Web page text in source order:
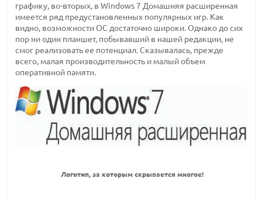
графику, во-вторых, в Windows 7 Домашняя расширенная
имеется ряд предустановленных популярных игр. Как
видно, возможности ОС достаточно широки. Однако до сих
пор ни один планшет, побывавший в нашей редакции, не
смог реализовать ее потенциал. Сказывалась, прежде
всего, малая производительность и малый объем
оперативной памяти.
Логотип, за которым скрывается многое!